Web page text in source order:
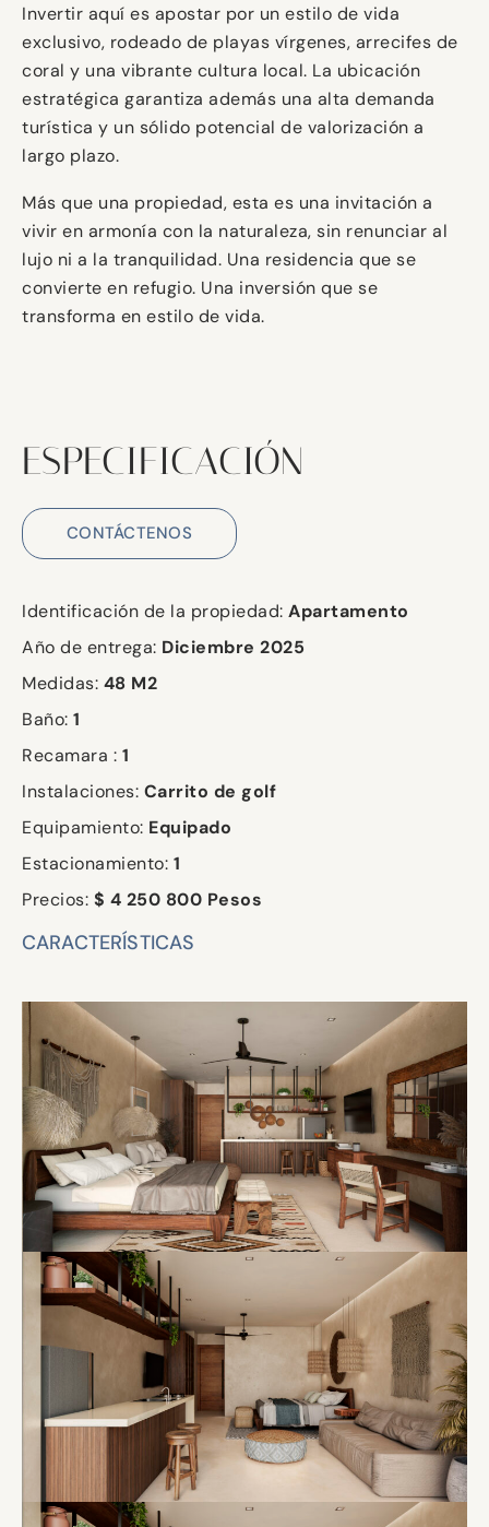
Invertir aquí es apostar por un estilo de vida
exclusivo, rodeado de playas vírgenes, arrecifes de
coral y una vibrante cultura local. La ubicación
estratégica garantiza además una alta demanda
turística y un sólido potencial de valorización a
largo plazo.
Más que una propiedad, esta es una invitación a
vivir en armonía con la naturaleza, sin renunciar al
lujo ni a la tranquilidad. Una residencia que se
convierte en refugio. Una inversión que se
transforma en estilo de vida.
ESPECIFICACIÓN
CONTÁCTENOS
Identificación de la propiedad: Apartamento
Año de entrega: Diciembre 2025
Medidas: 48 M2
Baño: 1
Recamara : 1
Instalaciones: Carrito de golf
Equipamiento: Equipado
Estacionamiento: 1
Precios: $ 4 250 800 Pesos
CARACTERÍSTICAS